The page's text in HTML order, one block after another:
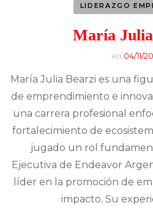
LIDERAZGO
María
en 04/11/
María Julia Bearzi es una
de emprendimiento e
una carrera profesional
fortalecimiento de
jugado un rol
Ejecutiva de Endeavor
líder en la promoción de
impacto. Su